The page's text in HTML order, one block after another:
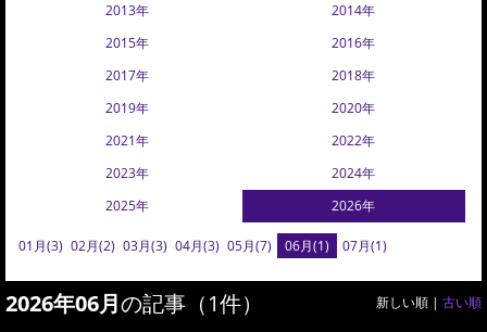
2013年
2014年
2015年
2016年
2017年
2018年
2019年
2020年
2021年
2022年
2023年
2024年
2025年
2026年
01月(3) 02月(2) 03月(3) 04月(3) 05月(7) 06月(1) 07月(1)
2026年06月の記事（1件） 新しい順 | 古い順